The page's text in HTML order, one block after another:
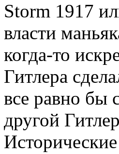
Storm 1917
власти
когда-то
Гитлера
все равно бы
другой